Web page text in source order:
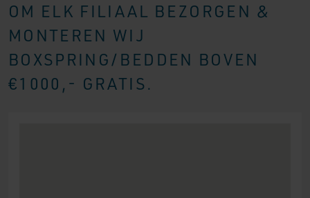
OM ELK FILIAAL BEZORGEN &
MONTEREN WIJ
BOXSPRING/BEDDEN BOVEN
€1000,- GRATIS.